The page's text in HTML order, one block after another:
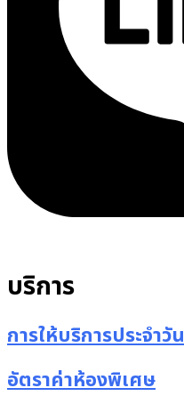
บริการ
การให้บริการประจำวัน
อัตราค่าห้องพิเศษ